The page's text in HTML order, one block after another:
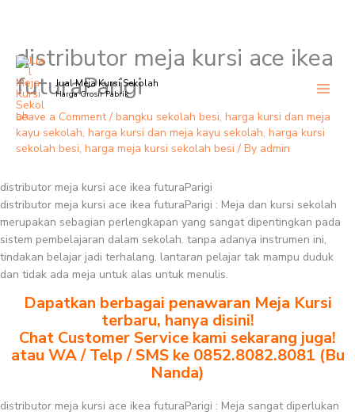
Skip
content
Jual Meja Kursi Sekolah
Harga Grosir Pabrik
distributor meja kursi ace ikea
futuraParigi
Leave a Comment / bangku sekolah besi, harga kursi dan meja
kayu sekolah, harga kursi dan meja kayu sekolah, harga kursi
sekolah besi, harga meja kursi sekolah besi / By admin
distributor meja kursi ace ikea futuraParigi
distributor meja kursi ace ikea futuraParigi : Meja dan kursi sekolah
merupakan sebagian perlengkapan yang sangat dipentingkan pada
sistem pembelajaran dalam sekolah. tanpa adanya instrumen ini,
tindakan belajar jadi terhalang. lantaran pelajar tak mampu duduk
dan tidak ada meja untuk alas untuk menulis.
Dapatkan berbagai penawaran Meja Kursi
terbaru, hanya disini!
Chat Customer Service kami sekarang juga!
atau WA / Telp / SMS ke 0852.8082.8081 (Bu
Nanda)
distributor meja kursi ace ikea futuraParigi : Meja sangat diperlukan